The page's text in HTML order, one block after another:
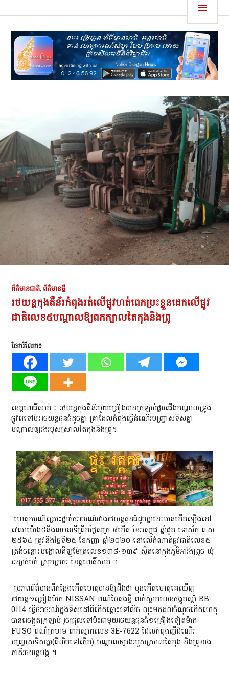
to នគរដ្រេហ្គន
ព័ត៌មានជាតិ, ព័ត៌មានថ្មី
រថយន្តកុងតឺន័រកំពុងរត់លើផ្លូវហត់ពេកប្រះខ្លួនដេកលើផ្លូវ
ជាតិលេខ៥បណ្តាលឱ្យពកក្បាលតៃកុងនិងព្រូ
ចែករំលែក៖
ខេត្តពោធិ៍សាត់ ៖ រថយន្តកុងតឺន័រមួយគ្រឿងបានក្រឡាប់ផ្ងារជើងកណ្ដាលទ្រូង
ផ្លូវរេទៅប៉ះរថយន្តធុនធំដូចគ្នា គ្រាដែលកំពុងធ្វើដំណើរបញ្ច្រាសទិសគ្នា
បណ្ដាលឲ្យរងរបួសស្រាលតៃកុងនិងព្រូ។
ហេតុការណ៍គ្រោះថ្នាក់ចរាចរណ៍រវាងរថយន្តធុនធំដូចគ្នានេះបានកើតឡើងនៅ
វេលាម៉ោង៥និង៣០នាទីព្រឹកថ្ងៃសុក្រ ៨កើត ខែអស្សុជ ឆ្នាំជូត ទោស័ក ព.ស.
២៥៦៤ ត្រូវនឹងថ្ងៃទី២៥ ខែកញ្ញា ឆ្នាំ២០២០ នៅលើកំណាត់ផ្លូវជាតិលេខ៥
ត្រង់ចន្លោះបង្គោលគីឡូម៉ែត្រលេខ១៣៨-១៣៩ ស្ថិតនៅក្នុងភូមិអារ៉ង់ព្រួច ឃុំ
អន្សាចំបក់ ស្រុកក្រគរ ខេត្តពោធិ៍សាត់ ។
ប្រភពព័ត៌មានពីកន្លែងកើតហេតុបានឱ្យដឹងថា មុនកើតហេតុគេឃើញ
រថយន្ត១គ្រៀងម៉ាក NISSAN ពណ៌បៃតងខ្ចី ពាក់ស្លាកលេខចង្កូតស្ដាំ BB-
0114 ធ្វើចរាចរណ៍ក្នុងទិសដៅពីកើតឆ្ពោះទៅលិច លុះមកដល់ចំណុចកើតហេតុ
បានរេចង្កូតក្រឡាប់ រួចជ្រុលទៅប៉ះជាមួយរថយន្តធុនធំ១គ្រឿងទៀតម៉ាក
FUSO ពណ៌ក្រហម ពាក់ស្លាកលេខ 3E-7622 ដែលកំពុងធ្វើដំណើរ
បញ្ច្រាសទិសគ្នា(ពីលិចទៅកើត) បណ្ដាលឲ្យរងរបួសស្រាលតៃកុង និងព្រូខាង
ភាគីរថយន្តបង្ក ។